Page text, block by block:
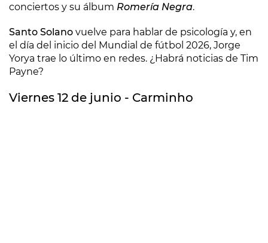
conciertos y su álbum Romería Negra.
Santo Solano vuelve para hablar de psicología y, en
el día del inicio del Mundial de fútbol 2026, Jorge
Yorya trae lo último en redes. ¿Habrá noticias de Tim
Payne?
Viernes 12 de junio - Carminho